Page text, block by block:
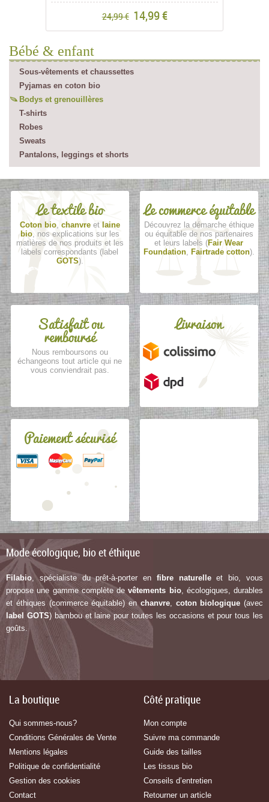
24,99 € 14,99 €
Bébé & enfant
Sous-vêtements et chaussettes
Pyjamas en coton bio
Bodys et grenouillères
T-shirts
Robes
Sweats
Pantalons, leggings et shorts
Le textile bio
Coton bio, chanvreet laine
bio, nos explications sur les
matières de nos produits et les
labels correspondants (label
GOTS).
Le commerce équitable
Découvrez la démarche éthique
ou équitable de nos partenaires
et leurs labels (Fair Wear
Foundation, Fairtrade cotton).
Satisfait ou
remboursé
Nous remboursons ou
échangeons tout article qui ne
vous conviendrait pas.
Livraison
Paiement sécurisé
Mode écologique, bio et éthique
Filabio , spécialiste du prêt-à-porter en fibre naturelleet bio, vous
propose une gamme complète devêtements bio, écologiques, durables
et éthiques (commerce équitable) en chanvre, coton biologique (avec
label GOTS) bambou et laine pour toutes les occasions et pour tous les
goûts.
La boutique
Qui sommes-nous?
Conditions Générales de Vente
Mentions légales
Politique de confidentialité
Gestion des cookies
Contact
Côté pratique
Mon compte
Suivre ma commande
Guide des tailles
Les tissus bio
Conseils d’entretien
Retourner un article